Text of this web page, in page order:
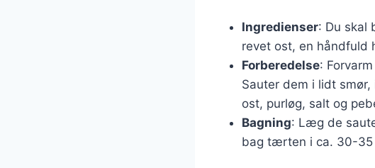
Ingredienser: Du skal
revet ost, en håndfuld
Forberedelse:
Sauter dem i lidt
ost, purløg, salt og
Bagning: Læg de
bag tærten i ca. 30-35